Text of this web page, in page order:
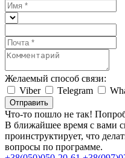
Желаемый способ связи:
Viber
Telegram
Отправить
Что-то пошло не так!
В ближайшее время с вами
проинструктирует, что
вопросы по программе.